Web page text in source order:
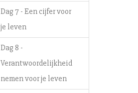
Dag 7 - Een cijfer voor
je leven
Dag 8 -
Verantwoordelijkheid
nemen voor je leven